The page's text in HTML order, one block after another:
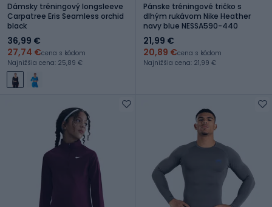
Dámsky tréningový longsleeve
Carpatree Eris Seamless orchid
black
36,99 €
27,74 €cena s kódom
Najnižšia cena: 25,89 €
Pánske tréningové tričko s
dlhým rukávom Nike Heather
navy blue NESSA590-440
21,99 €
20,89 €cena s kódom
Najnižšia cena: 21,99 €